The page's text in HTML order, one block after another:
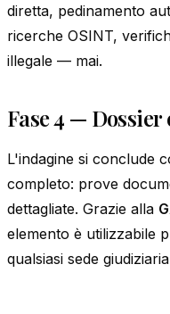
diretta, pedinamento
ricerche OSINT,
illegale — mai.
Fase 4 — Dossier
L'indagine si conclude
completo: prove
dettagliate. Grazie alla
elemento è utilizzabile
qualsiasi sede